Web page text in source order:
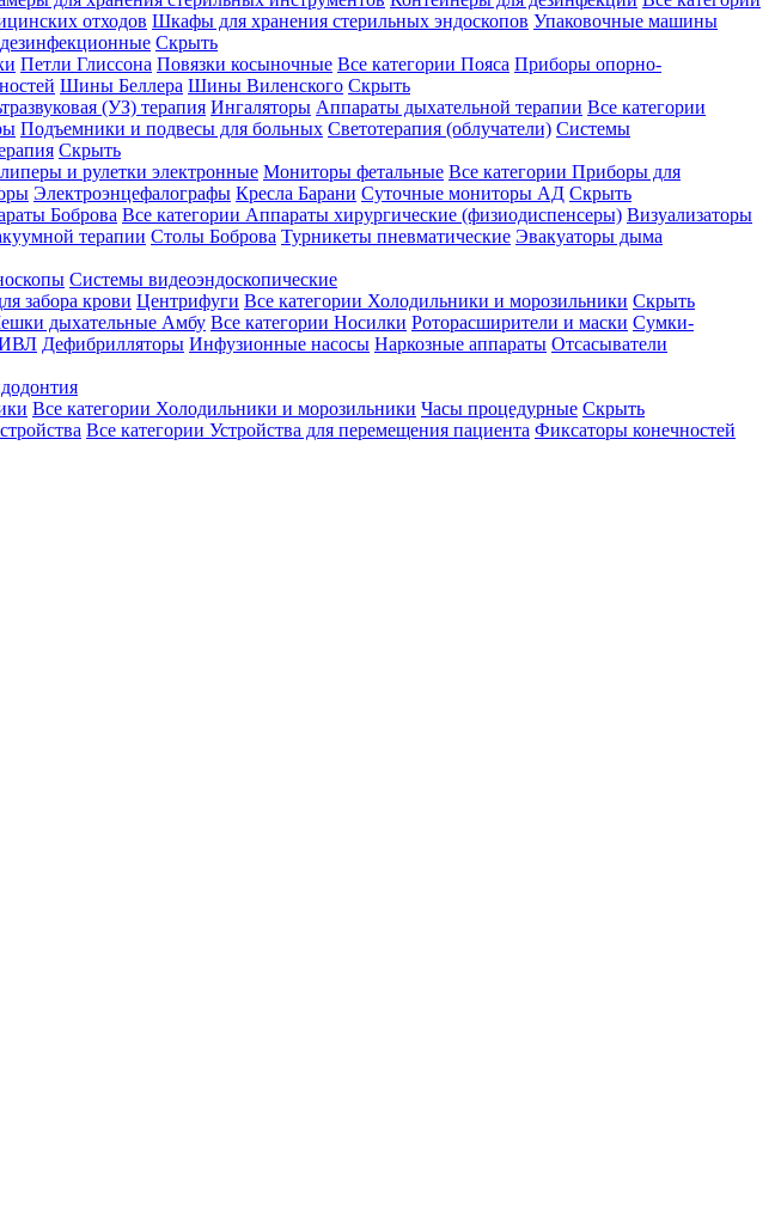
отходов Шкафы для хранения стерильных эндоскопов Упаковочные машины
Скрыть
Петли Глиссона Повязки косыночные Все категории Пояса Приборы опорно-
Шины Беллера Шины Виленского Скрыть
(УЗ) терапия Ингаляторы Аппараты дыхательной терапии Все категории
Подъемники и подвесы для больных Светотерапия (облучатели) Системы
Скрыть
и рулетки электронные Мониторы фетальные Все категории Приборы для
Электроэнцефалографы Кресла Барани Суточные мониторы АД Скрыть
Боброва Все категории Аппараты хирургические (физиодиспенсеры) Визуализаторы
терапии Столы Боброва Турникеты пневматические Эвакуаторы дыма
Системы видеоэндоскопические
забора крови Центрифуги Все категории Холодильники и морозильники Скрыть
дыхательные Амбу Все категории Носилки Роторасширители и маски Сумки-
ИВЛ Дефибрилляторы Инфузионные насосы Наркозные аппараты Отсасыватели
Все категории Холодильники и морозильники Часы процедурные Скрыть
Все категории Устройства для перемещения пациента Фиксаторы конечностей